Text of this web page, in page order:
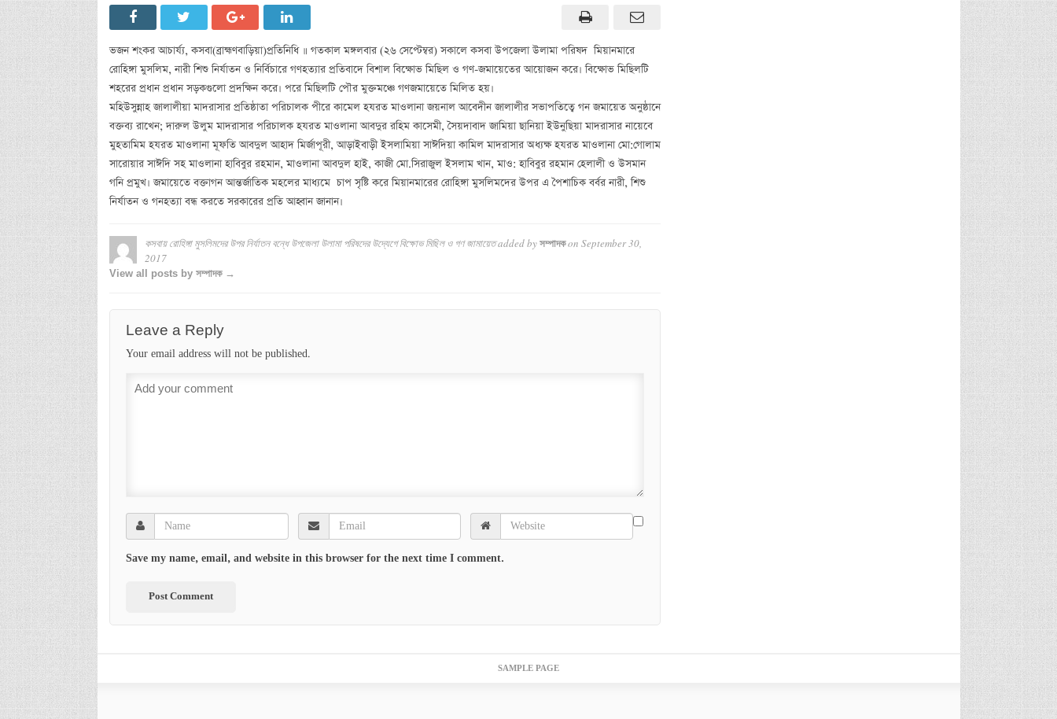
ভজন শংকর আচার্য্য, কসবা(ব্রাহ্মণবাড়িয়া)প্রতিনিধি ॥ গতকাল মঙ্গলবার (২৬ সেপ্টেম্বর) সকালে কসবা উপজেলা উলামা পরিষদ মিয়ানমারে
রোহিঙ্গা মুসলিম, নারী শিশু নির্যাতন ও নির্বিচারে গণহত্যার প্রতিবাদে বিশাল বিক্ষোভ মিছিল ও গণ-জমায়েতের আয়োজন করে। বিক্ষোভ মিছিলটি
শহরের প্রধান প্রধান সড়কগুলো প্রদক্ষিন করে। পরে মিছিলটি পৌর মুক্তমঞ্চে গণজমায়েতে মিলিত হয়।
মহিউসুন্নাহ জালালীয়া মাদরাসার প্রতিষ্ঠাতা পরিচালক পীরে কামেল হযরত মাওলানা জয়নাল আবেদীন জালালীর সভাপতিত্বে গন জমায়েত অনুষ্ঠানে
বক্তব্য রাখেন; দারুল উলুম মাদরাসার পরিচালক হযরত মাওলানা আবদুর রহিম কাসেমী, সৈয়দাবাদ জামিয়া ছানিয়া ইউনুছিয়া মাদরাসার নায়েবে
মুহতামিম হযরত মাওলানা মূফতি আবদুল আহাদ মির্জাপূরী, আড়াইবাড়ী ইসলামিয়া সাঈদিয়া কামিল মাদরাসার অধ্যক্ষ হযরত মাওলানা মো:গোলাম
সারোয়ার সাঈদি সহ মাওলানা হাবিবুর রহমান, মাওলানা আবদুল হাই, কাজী মো.সিরাজুল ইসলাম খান, মাও: হাবিবুর রহমান হেলালী ও উসমান
গনি প্রমুখ। জমায়েতে বক্তাগন আন্তর্জাতিক মহলের মাধ্যমে চাপ সৃষ্টি করে মিয়ানমারের রোহিঙ্গা মুসলিমদের উপর এ পৈশাচিক বর্বর নারী, শিশু
নির্যাতন ও গনহত্যা বন্ধ করতে সরকারের প্রতি আহ্বান জানান।
কসবায় রোহিঙ্গা মুসলিমদের উপর নির্যাতন বন্ধে উপজেলা উলামা পরিষদের উদ্যেগে বিক্ষোভ মিছিল ও গণ জামায়েতadded by সম্পাদকon September 30,
2017
View all posts by সম্পাদক →
Leave a Reply
Your email address will not be published.
Save my name, email, and website in this browser for the next time I comment.
SAMPLE PAGE